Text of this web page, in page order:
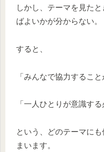
しかし、テーマを見た
ばよいかが分からない。
すると、
「みんなで協力すること
「一人ひとりが意識す
という、どのテーマに
まいます。